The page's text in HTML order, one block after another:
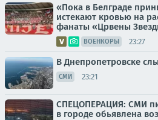
«Пока в Белграде
истекают кровью на
фанаты «Црвены
ВОЕНКОРЫ 23:27
В Днепропетровске
СМИ 23:21
СПЕЦОПЕРАЦИЯ: СМИ
в городе обьявлена